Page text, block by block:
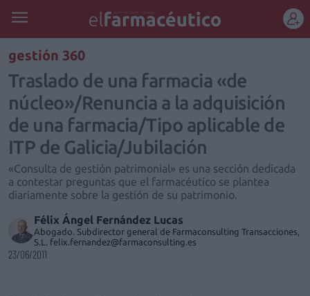
gestión 360
Traslado de una farmacia «de
núcleo»/Renuncia a la adquisición
de una farmacia/Tipo aplicable de
ITP de Galicia/Jubilación
«Consulta de gestión patrimonial» es una sección dedicada
a contestar preguntas que el farmacéutico se plantea
diariamente sobre la gestión de su patrimonio.
Félix Ángel Fernández Lucas
Abogado. Subdirector general de Farmaconsulting Transacciones,
S.L. felix.fernandez@farmaconsulting.es
23/06/2011